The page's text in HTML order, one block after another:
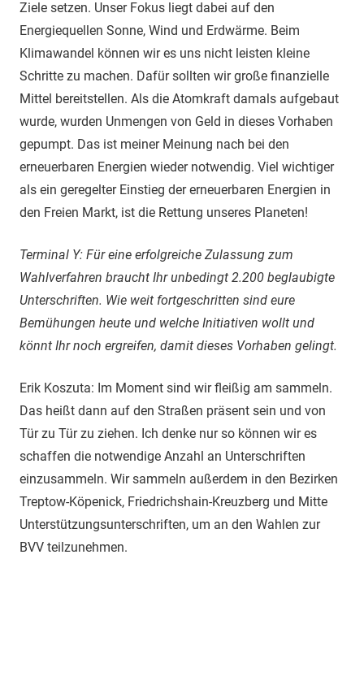
Ziele setzen. Unser Fokus liegt dabei auf den
Energiequellen Sonne, Wind und Erdwärme. Beim
Klimawandel können wir es uns nicht leisten kleine
Schritte zu machen. Dafür sollten wir große finanzielle
Mittel bereitstellen. Als die Atomkraft damals aufgebaut
wurde, wurden Unmengen von Geld in dieses Vorhaben
gepumpt. Das ist meiner Meinung nach bei den
erneuerbaren Energien wieder notwendig. Viel wichtiger
als ein geregelter Einstieg der erneuerbaren Energien in
den Freien Markt, ist die Rettung unseres Planeten!
Terminal Y: Für eine erfolgreiche Zulassung zum
Wahlverfahren braucht Ihr unbedingt 2.200 beglaubigte
Unterschriften. Wie weit fortgeschritten sind eure
Bemühungen heute und welche Initiativen wollt und
könnt Ihr noch ergreifen, damit dieses Vorhaben gelingt.
Erik Koszuta: Im Moment sind wir fleißig am sammeln.
Das heißt dann auf den Straßen präsent sein und von
Tür zu Tür zu ziehen. Ich denke nur so können wir es
schaffen die notwendige Anzahl an Unterschriften
einzusammeln. Wir sammeln außerdem in den Bezirken
Treptow-Köpenick, Friedrichshain-Kreuzberg und Mitte
Unterstützungsunterschriften, um an den Wahlen zur
BVV teilzunehmen.